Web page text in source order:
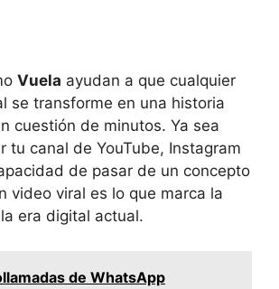
Vuela ayudan a que cualquier
se transforme en una historia
cuestión de minutos. Ya sea
tu canal de YouTube, Instagram
de pasar de un concepto
video viral es lo que marca la
era digital actual.
de WhatsApp